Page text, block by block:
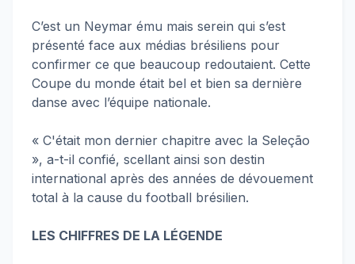
C’est un Neymar ému mais serein qui s’est
présenté face aux médias brésiliens pour
confirmer ce que beaucoup redoutaient. Cette
Coupe du monde était bel et bien sa dernière
danse avec l’équipe nationale.
« C'était mon dernier chapitre avec la Seleção
», a-t-il confié, scellant ainsi son destin
international après des années de dévouement
total à la cause du football brésilien.
LES CHIFFRES DE LA LÉGENDE